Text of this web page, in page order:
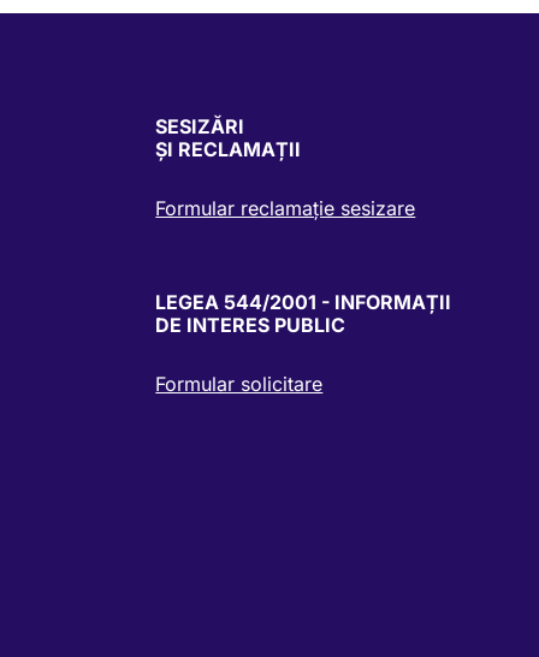
SESIZĂRI
ȘI RECLAMAȚII
Formular reclamație sesizare
LEGEA 544/2001 - INFORMAȚII
DE INTERES PUBLIC
Formular solicitare